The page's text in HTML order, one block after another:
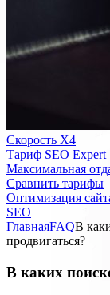
Скорость Х4
Тариф SEO Expert
Максимальная
Cравнить тарифы
Оптимизация
SEO
ГлавнаяFAQВ
продвигаться?
В каких